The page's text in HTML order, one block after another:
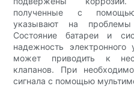
полученные с
указывают на
Состояние батареи и
надежность электронного
может приводить к
клапанов. При
сигнала с помощью